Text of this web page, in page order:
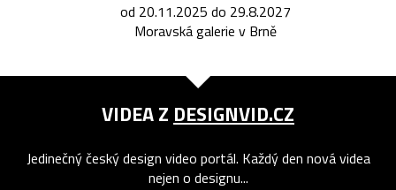
od 20.11.2025 do 29.8.2027
Moravská galerie v Brně
VIDEA Z DESIGNVID.CZ
Jedinečný český design video portál. Každý den nová videa
nejen o designu...